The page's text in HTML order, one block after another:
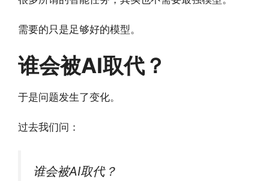
需要的只是足够好的模型。
谁会被AI取代？
于是问题发生了变化。
过去我们问：
谁会被AI取代？